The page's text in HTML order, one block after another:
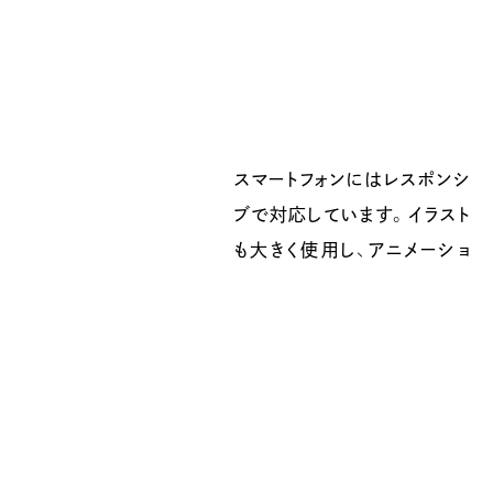
スマートフォンにはレスポンシ
ブで対応しています。イラスト
も大きく使用し、アニメーショ
ンもスマートフォン対応してお